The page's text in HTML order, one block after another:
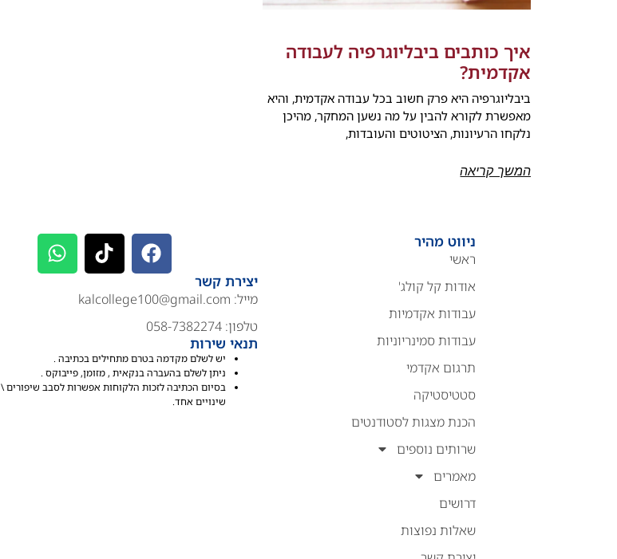
איך כותבים ביבליוגרפיה לעבודה
אקדמית?
ביבליוגרפיה היא פרק חשוב בכל עבודה אקדמית, והיא
מאפשרת לקורא להבין על מה נשען המחקר, מהיכן
נלקחו הרעיונות, הציטוטים והעובדות,
המשך קריאה
ניווט מהיר
ראשי
אודות קל קולג'
עבודות אקדמיות
עבודות סמינריוניות
תרגום אקדמי
סטטיסטיקה
הכנת מצגות לסטודנטים
שרותים נוספים
מאמרים
דרושים
שאלות נפוצות
יצירת קשר
מייל: kalcollege100@gmail.com
טלפון: 058-7382274
תנאי שירות
יש לשלם מקדמה בטרם מתחילים בכתיבה .
ניתן לשלם בהעברה בנקאית , מזומן, פייבוקס .
בסיום הכתיבה לזכות הלקוחות אפשרות לסבב שיפורים \
שינויים אחד.